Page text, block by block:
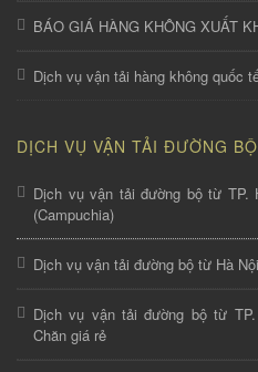
BÁO GIÁ HÀNG KHÔNG XUẤT
Dịch vụ vận tải hàng không quốc
DỊCH VỤ VẬN TẢI ĐƯỜNG BỘ
Dịch vụ vận tải đường bộ từ TP.
(Campuchia)
Dịch vụ vận tải đường bộ từ Hà
Dịch vụ vận tải đường bộ từ
Chăn giá rẻ